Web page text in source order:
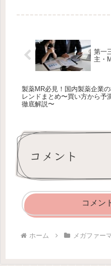
第一
主・
製薬MR必見！国内製薬企業の
レンドまとめ〜買い方から予
徹底解説〜
コメント
コメン
ホーム メガファー